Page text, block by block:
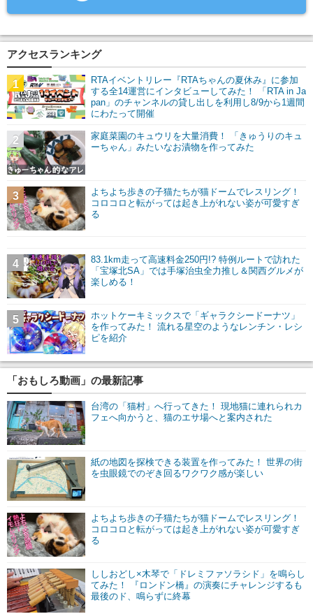
アクセスランキング
RTAイベントリレー『RTAちゃんの夏休み』に参加
する全14運営にインタビューしてみた！ 「RTA in Ja
pan」のチャンネルの貸し出しを利用し8/9から1週間
にわたって開催
1
家庭菜園のキュウリを大量消費！ 「きゅうりのキュ
ーちゃん」みたいなお漬物を作ってみた
2
よちよち歩きの子猫たちが猫ドームでレスリング！
コロコロと転がっては起き上がれない姿が可愛すぎ
る
3
83.1km走って高速料金250円!? 特例ルートで訪れた
「宝塚北SA」では手塚治虫全力推し＆関西グルメが
楽しめる！
4
ホットケーキミックスで「ギャラクシードーナツ」
を作ってみた！ 流れる星空のようなレンチン・レシ
ピを紹介
5
「おもしろ動画」の最新記事
台湾の「猫村」へ行ってきた！ 現地猫に連れられカ
フェへ向かうと、猫のエサ場へと案内された
紙の地図を探検できる装置を作ってみた！ 世界の街
を虫眼鏡でのぞき回るワクワク感が楽しい
よちよち歩きの子猫たちが猫ドームでレスリング！
コロコロと転がっては起き上がれない姿が可愛すぎ
る
ししおどし×木琴で「ドレミファソラシド」を鳴らし
てみた！ 『ロンドン橋』の演奏にチャレンジするも
最後のド、鳴らずに終幕